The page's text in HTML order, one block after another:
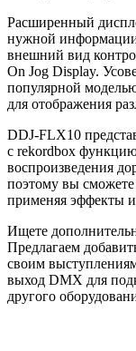
Расширенный
нужной
внешний вид
On Jog Display.
популярной
для отображения
DDJ‑FLX10
с rekordbox
воспроизведения
поэтому вы сможете
применяя эффекты
Ищете
Предлагаем
своим
выход DMX для
другого